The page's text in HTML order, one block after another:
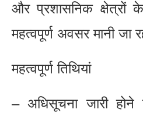
और प्रशासनिक क्षेत्रों
महत्वपूर्ण अवसर मानी जा
महत्वपूर्ण तिथियां
– अधिसूचना जारी